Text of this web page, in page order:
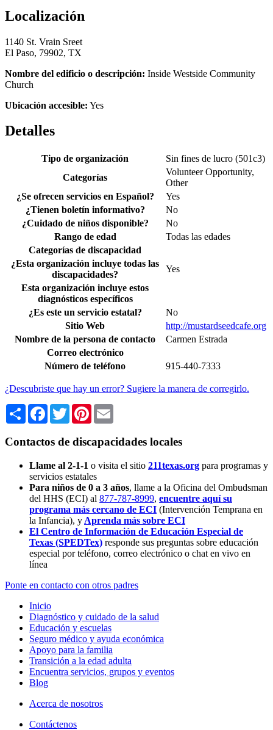
Localización
1140 St. Vrain Sreet
El Paso, 79902, TX
Nombre del edificio o descripción: Inside Westside Community
Church
Ubicación accesible: Yes
Detalles
Tipo de organización
Sin fines de lucro (501c3)
Categorías
Volunteer Opportunity,
Other
¿Se ofrecen servicios en Español?
Yes
¿Tienen boletín informativo?
No
¿Cuidado de niños disponible?
No
Rango de edad
Todas las edades
Categorías de discapacidad
¿Esta organización incluye todas las
discapacidades?
Yes
Esta organización incluye estos
diagnósticos específicos
¿Es este un servicio estatal?
No
Sitio Web
http://mustardseedcafe.org
Nombre de la persona de contacto
Carmen Estrada
Correo electrónico
Número de teléfono
915-440-7333
¿Descubriste que hay un error? Sugiere la manera de corregirlo.
Share Facebook
TwitterPinterest
Contactos de discapacidades locales
Llame al 2-1-1 o visita el sitio 211texas.org para programas y
servicios estatales
Para niños de 0 a 3 años, llame a la Oficina del Ombudsman
del HHS (ECI) al 877-787-8999, encuentre aquí su
programa más cercano de ECI (Intervención Temprana en
la Infancia), y Aprenda más sobre ECI
El Centro de Información de Educación Especial de
Texas (SPEDTex) responde sus preguntas sobre educación
especial por teléfono, correo electrónico o chat en vivo en
línea
Ponte en contacto con otros padres
Inicio
Diagnóstico y cuidado de la salud
Educación y escuelas
Seguro médico y ayuda económica
Apoyo para la familia
Transición a la edad adulta
Encuentra servicios, grupos y eventos
Blog
Acerca de nosotros
Contáctenos